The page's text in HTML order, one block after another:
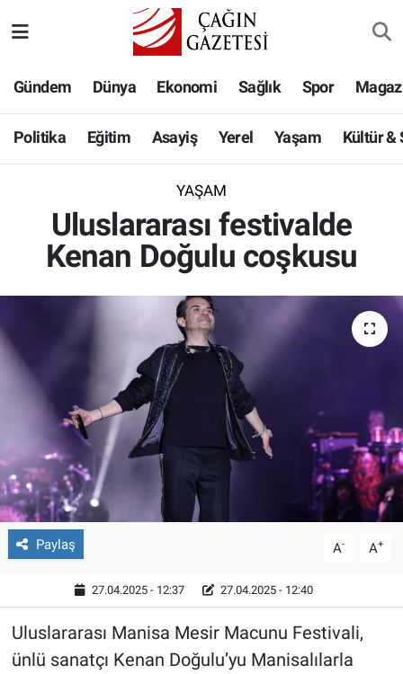
Gündem Dünya Ekonomi Sağlık Spor
Politika Eğitim Asayiş Yerel Yaşam Kültür &
YAŞAM
Uluslararası festivalde
Kenan Doğulu coşkusu
Paylaş A- A+
27.04.2025 - 12:37 27.04.2025 - 12:40
Uluslararası Manisa Mesir Macunu Festivali,
ünlü sanatçı Kenan Doğulu’yu Manisalılarla
Eğitim
Asayiş
Yaşam
Kültür & Sanat
Bilim-Teknoloji
Köşe Yazıları
Röportaj
Video Galeri
Hava Durumu
Namaz Vakitleri
Süper Lig Puan Durumu ve Fikstür
Tüm Manşetler
Son Dakika Haberleri
Haber Arşivi